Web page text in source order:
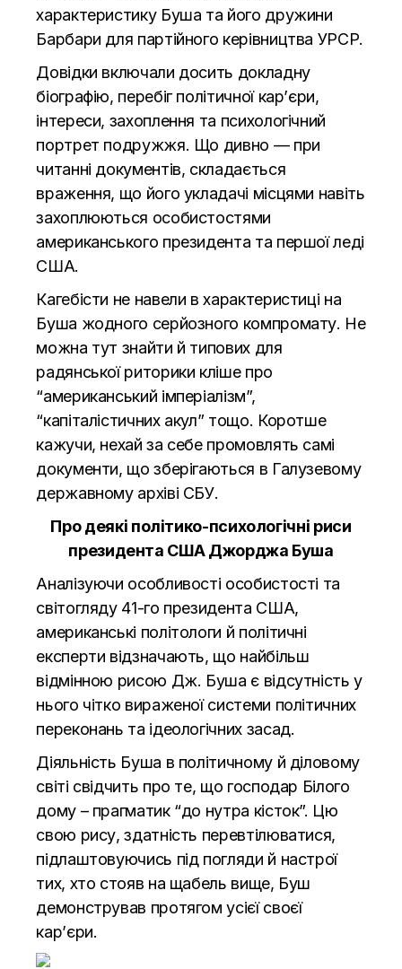
характеристику Буша та його дружини
Барбари для партійного керівництва УРСР.
Довідки включали досить докладну
біографію, перебіг політичної кар’єри,
інтереси, захоплення та психологічний
портрет подружжя. Що дивно — при
читанні документів, складається
враження, що його укладачі місцями навіть
захоплюються особистостями
американського президента та першої леді
США.
Кагебісти не навели в характеристиці на
Буша жодного серйозного компромату. Не
можна тут знайти й типових для
радянської риторики кліше про
“американський імперіалізм”,
“капіталістичних акул” тощо. Коротше
кажучи, нехай за себе промовлять самі
документи, що зберігаються в Галузевому
державному архіві СБУ.
Про деякі політико-психологічні риси
президента США Джорджа Буша
Аналізуючи особливості особистості та
світогляду 41-го президента США,
американські політологи й політичні
експерти відзначають, що найбільш
відмінною рисою Дж. Буша є відсутність у
нього чітко вираженої системи політичних
переконань та ідеологічних засад.
Діяльність Буша в політичному й діловому
світі свідчить про те, що господар Білого
дому – прагматик “до нутра кісток”. Цю
свою рису, здатність перевтілюватися,
підлаштовуючись під погляди й настрої
тих, хто стояв на щабель вище, Буш
демонстрував протягом усієї своєї
кар’єри.